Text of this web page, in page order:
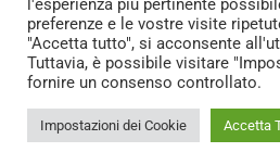
© ALL RIGHTS
PRIVACY
FUTURE FOOD
l'esperienza più pertinente
preferenze e le vostre visite
"Accetta tutto", si acconsente
Tuttavia, è possibile visitare
fornire un consenso controllato.
Impostazioni dei Cookie Accetta